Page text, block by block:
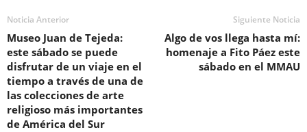
Noticia Anterior
Museo Juan de Tejeda:
este sábado se puede
disfrutar de un viaje en el
tiempo a través de una de
las colecciones de arte
religioso más importantes
de América del Sur
Siguiente Noticia
Algo de vos llega hasta mí:
homenaje a Fito Páez este
sábado en el MMAU